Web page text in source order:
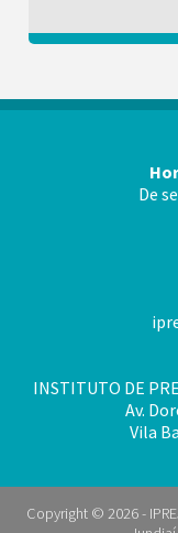
De
INSTITUTO DE
Av.
Vila
Copyright © 2026 -